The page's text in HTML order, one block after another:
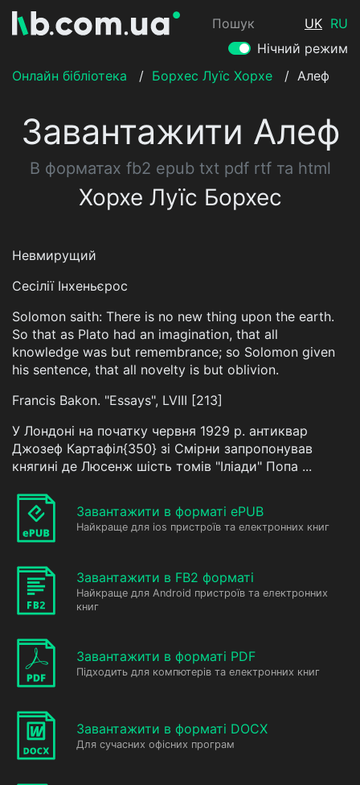
Пошук UK RU
Нічний режим
Онлайн бібліотека
/ Борхес Луїс Хорхе / Алеф
Завантажити Алеф
В форматах fb2 epub txt pdf rtf та html
Хорхе Луїс Борхес
Невмирущий
Сесілії Інхеньєрос
Solomon saith: There is no new thing upon the earth.
So that as Plato had an imagination, that all
knowledge was but remembrance; so Solomon given
his sentence, that all novelty is but oblivion.
Francis Bakon. "Essays", LVIII [213]
У Лондоні на початку червня 1929 р. антиквар
Джозеф Картафіл{350} зі Смірни запропонував
княгині де Люсенж шість томів "Іліади" Попа ...
Завантажити в форматі ePUB
Найкраще для ios пристроїв та електронних книг
Завантажити в FB2 форматі
Найкраще для Android пристроїв та електронних
книг
Завантажити в форматі PDF
Підходить для компютерів та електронних книг
Завантажити в форматі DOCX
Для сучасних офісних програм